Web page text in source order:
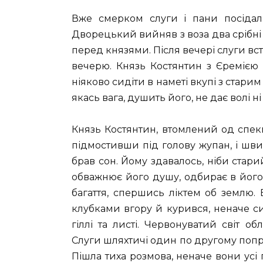
Вже смерком слуги і пани
Дворецький вийняв з воза два
перед князями. Після вечері слуги
вечерю. Князь Костянтин з
ніяково сидіти в наметі вкупі з
якась вага, душить його, не дає волі
Князь Костянтин, втомлений од
підмостивши під голову жупан, і
брав сон. Йому здавалось, ніби
обважнює його душу, одбирає в
багаття, спершись ліктем об
клубками вгору й курився, неначе
гіллі та листі. Червонуватий світ
Слуги шляхтичі один по другому
Пішла тиха розмова, неначе вони